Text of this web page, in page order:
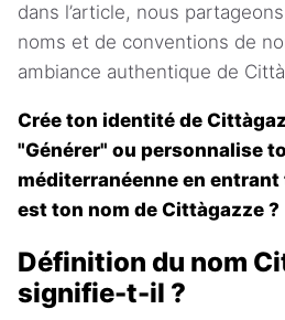
dans l’article, nous
noms et de conventions de
ambiance authentique de
Crée ton identité de
"Générer" ou personnalise
méditerranéenne en
est ton nom de Cittàgazze ?
Définition du nom
signifie-t-il ?